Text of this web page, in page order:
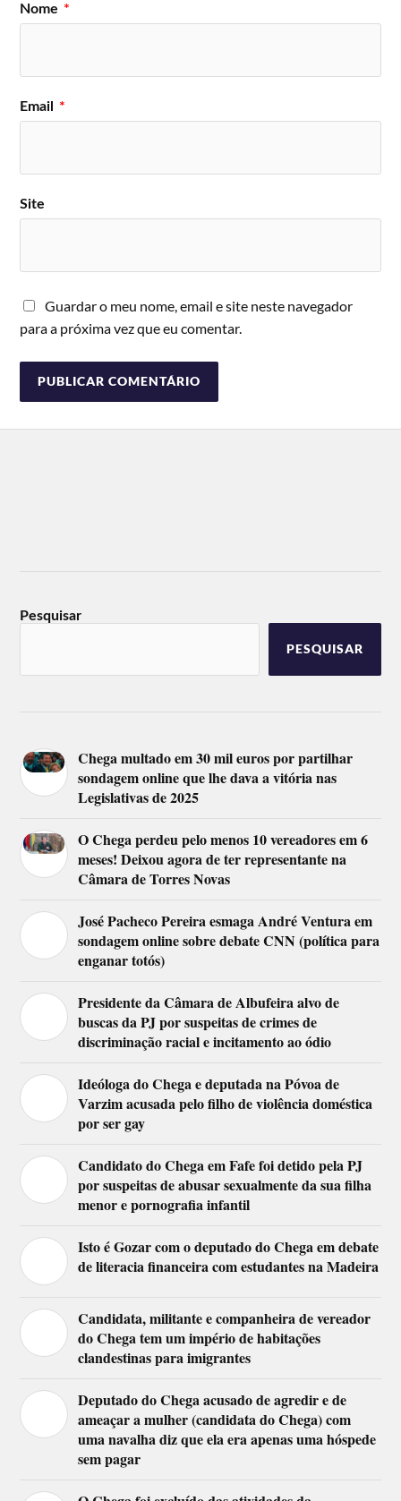
Nome *
Email *
Site
Guardar o meu nome, email e site neste navegador
para a próxima vez que eu comentar.
Pesquisar
PESQUISAR
Chega multado em 30 mil euros por partilhar
sondagem online que lhe dava a vitória nas
Legislativas de 2025
O Chega perdeu pelo menos 10 vereadores em 6
meses! Deixou agora de ter representante na
Câmara de Torres Novas
José Pacheco Pereira esmaga André Ventura em
sondagem online sobre debate CNN (política para
enganar totós)
Presidente da Câmara de Albufeira alvo de
buscas da PJ por suspeitas de crimes de
discriminação racial e incitamento ao ódio
Ideóloga do Chega e deputada na Póvoa de
Varzim acusada pelo filho de violência doméstica
por ser gay
Candidato do Chega em Fafe foi detido pela PJ
por suspeitas de abusar sexualmente da sua filha
menor e pornografia infantil
Isto é Gozar com o deputado do Chega em debate
de literacia financeira com estudantes na Madeira
Candidata, militante e companheira de vereador
do Chega tem um império de habitações
clandestinas para imigrantes
Deputado do Chega acusado de agredir e de
ameaçar a mulher (candidata do Chega) com
uma navalha diz que ela era apenas uma hóspede
sem pagar